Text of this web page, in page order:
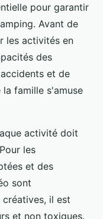
pour garantir
Avant de
les activités en
des
et de
la famille s'amuse
activité doit
les
et des
sont
il est
et non toxiques.